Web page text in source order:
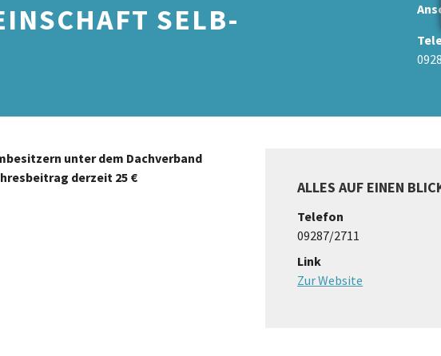
SELB-
unter dem Dachverband
derzeit 25 €
ALLES AUF EINEN
Telefon
09287/2711
Link
Zur Website